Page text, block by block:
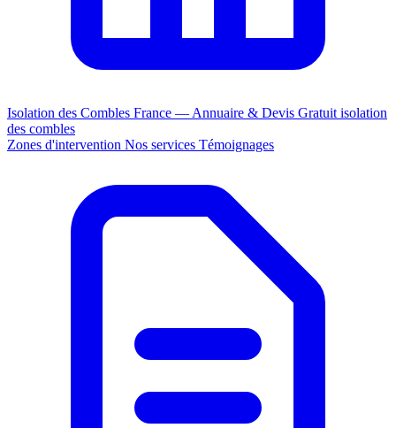
Isolation des Combles France — Annuaire & Devis Gratuit isolation
des combles
Zones d'intervention Nos services Témoignages